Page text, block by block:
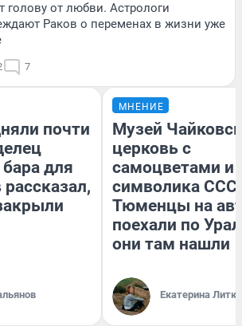
голову от любви. Астрологи
Раков о переменах в жизни уже
7
почти
для
МНЕНИЕ
Музей
церковь с
самоцветами и
символика
Тюменцы на
поехали по
они там нашли
Екатерина